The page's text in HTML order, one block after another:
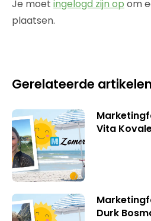
Je moet ingelogd zijn op om
plaatsen.
Gerelateerde artikelen
Vita
Durk